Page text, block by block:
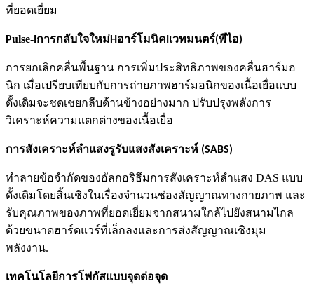
ที่ยอดเยี่ยม
Pulse- การกลับใจใหม่Hอาร์โมนิค เวทมนตร์(พีไอ)
การยกเลิกคลื่นพื้นฐาน การเพิ่มประสิทธิภาพของคลื่นฮาร์มอ
นิก เมื่อเปรียบเทียบกับการถ่ายภาพฮาร์มอนิกของเนื้อเยื่อแบบ
ดั้งเดิมจะชดเชยกลีบด้านข้างอย่างมาก ปรับปรุงพลังการ
วิเคราะห์ความแตกต่างของเนื้อเยื่อ
การสังเคราะห์ลำแสงรูรับแสงสังเคราะห์ (SABS)
ทำลายข้อจำกัดของอัลกอริธึมการสังเคราะห์ลำแสง DAS แบบ
ดั้งเดิมโดยสิ้นเชิงในเรื่องจำนวนช่องสัญญาณทางกายภาพ และ
รับคุณภาพของภาพที่ยอดเยี่ยมจากสนามใกล้ไปยังสนามไกล
ด้วยขนาดฮาร์ดแวร์ที่เล็กลงและการส่งสัญญาณเชิงมุม
พลังงาน.
เทคโนโลยีการโฟกัสแบบจุดต่อจุด